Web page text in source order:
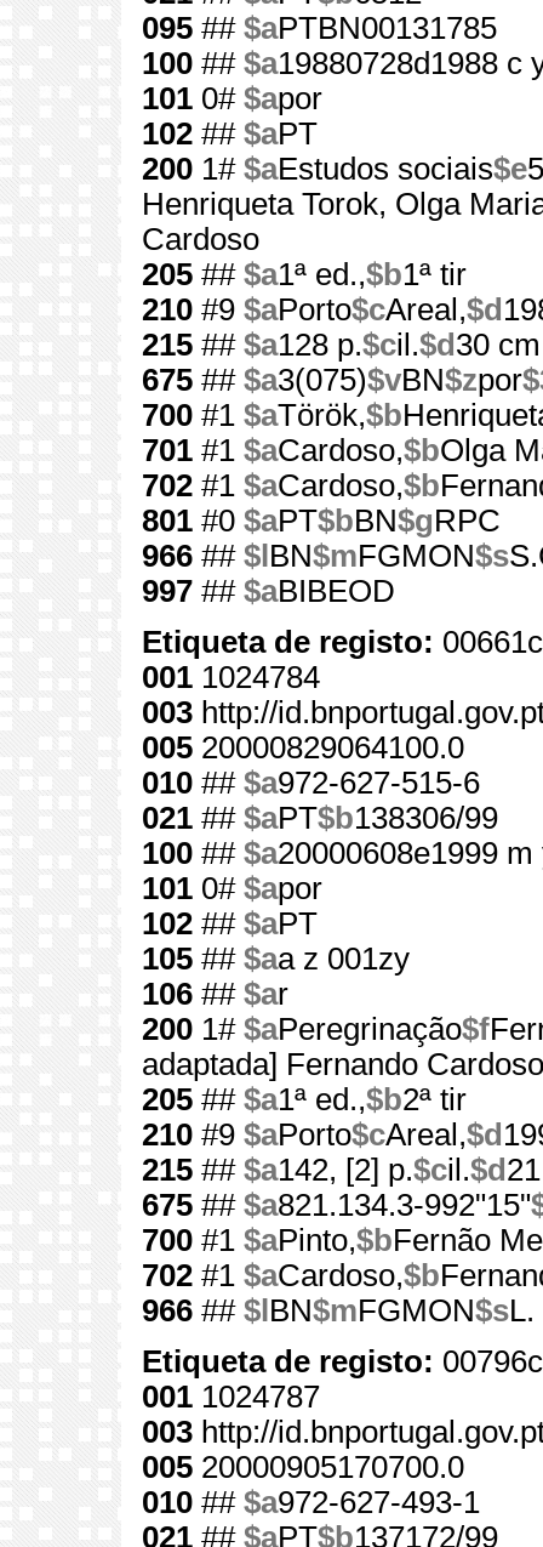
095 ## $aPTBN00131785
100 ## $a19880728d1988 c
101 0# $apor
102 ## $aPT
200 1# $aEstudos sociais$e
Henriqueta Torok, Olga
Cardoso
205 ## $a1ª ed.,$b1ª tir
210 #9 $aPorto$cAreal,$d
215 ## $a128 p.$cil.$d 30 cm
675 ## $a3(075)$vBN$zpor
700 #1 $aTörök,$b
701 #1 $aCardoso,$bOlga
702 #1 $aCardoso,$b
801 #0 $aPT$bBN$gRPC
966 ## $l BN$mFGMON$s
997 ## $aBIBEOD
Etiqueta de registo:
001 1024784
003 http://
005 20000829064100.0
010 ## $a972-627-515-6
021 ## $aPT$b138306/99
100 ## $a20000608e1999
101 0# $apor
102 ## $aPT
105 ## $aa z 001zy
106 ## $ar
200 1# $aPeregrinação$f
adaptada] Fernando Cardoso
205 ## $a1ª ed.,$b2ª tir
210 #9 $aPorto$cAreal,$d
215 ## $a142, [2] p.$cil.$d
675 ## $a821.134.3-992"15"
700 #1 $aPinto,$bFernão
702 #1 $aCardoso,$b
966 ## $l BN$mFGMON$sL.
Etiqueta de registo:
001 1024787
003 http://
005 20000905170700.0
010 ## $a972-627-493-1
021 ## $aPT$b137172/99